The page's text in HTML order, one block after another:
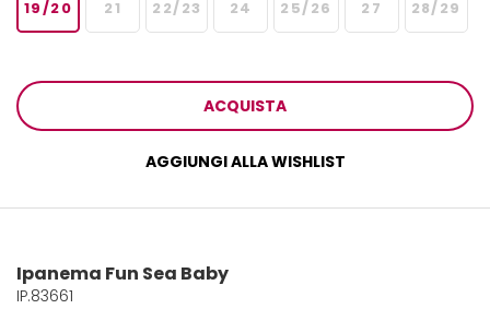
19/20 21 22/23 24 25/26 27 28/29
ACQUISTA
AGGIUNGI ALLA WISHLIST
Ipanema Fun Sea Baby
IP.83661